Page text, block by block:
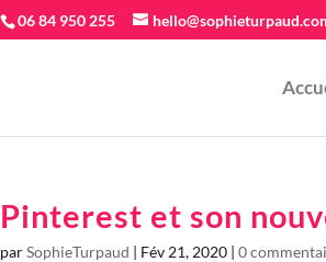
06 84 950 255
Pinterest et son
parSophieTurpaud | Fév 21, 2020 |0